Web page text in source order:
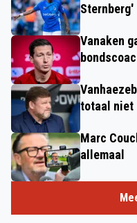
Sternberg'
Vanaken
totaal niet
Marc
allemaal